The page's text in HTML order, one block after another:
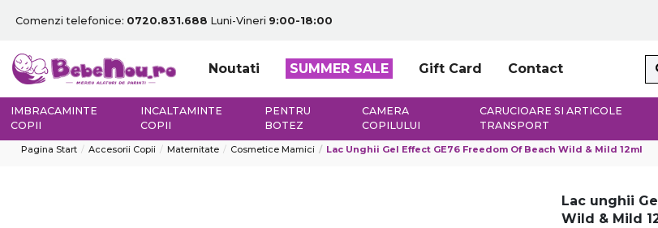
Comenzi telefonice: 0720.831.688 Luni-Vineri 9:00-18:00
Noutati SUMMER SALE Gift Card Contact
IMBRACAMINTE
COPII
INCALTAMINTE
COPII
PENTRU
BOTEZ
CAMERA
COPILULUI
CARUCIOARE SI ARTICOLE
TRANSPORT
Pagina Start Accesorii Copii Maternitate Cosmetice Mamici Lac Unghii Gel Effect GE76 Freedom Of Beach Wild & Mild 12ml
Lac unghii
Wild & Mild